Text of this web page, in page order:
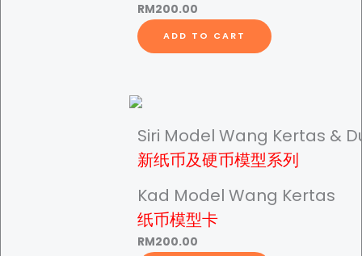
RM200.00
ADD TO CART
Siri Model Wang Kertas &
新纸币及硬币模型系列
Kad Model Wang Kertas
纸币模型卡
RM200.00